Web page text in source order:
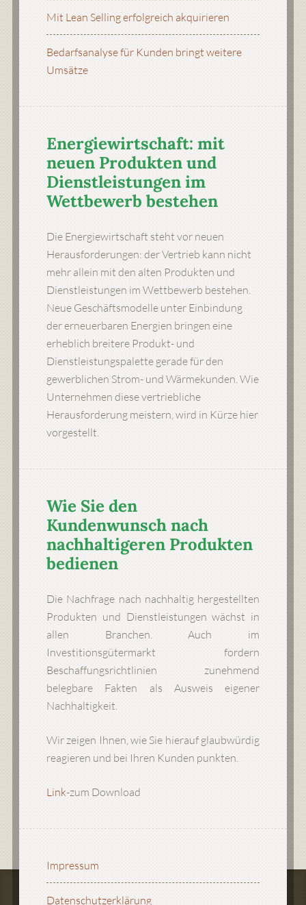
Mit Lean Selling erfolgreich akquirieren
Bedarfsanalyse für Kunden bringt weitere
Umsätze
Energiewirtschaft: mit
neuen Produkten und
Dienstleistungen im
Wettbewerb bestehen
Die Energiewirtschaft steht vor neuen
Herausforderungen: der Vertrieb kann nicht
mehr allein mit den alten Produkten und
Dienstleistungen im Wettbewerb bestehen.
Neue Geschäftsmodelle unter Einbindung
der erneuerbaren Energien bringen eine
erheblich breitere Produkt- und
Dienstleistungspalette gerade für den
gewerblichen Strom- und Wärmekunden. Wie
Unternehmen diese vertriebliche
Herausforderung meistern, wird in Kürze hier
vorgestellt.
Wie Sie den
Kundenwunsch nach
nachhaltigeren Produkten
bedienen
Die Nachfrage nach nachhaltig hergestellten
Produkten und Dienstleistungen wächst in
allen Branchen. Auch im
Investitionsgütermarkt fordern
Beschaffungsrichtlinien zunehmend
belegbare Fakten als Ausweis eigener
Nachhaltigkeit.
Wir zeigen Ihnen, wie Sie hierauf glaubwürdig
reagieren und bei Ihren Kunden punkten.
Link-zum Download
Impressum
Datenschutzerklärung